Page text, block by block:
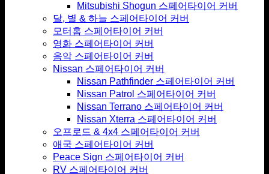
Mitsubishi Shogun 스페어타이어 커버
달, 별 & 하늘 스페어타이어 커버
모터홈 스페어타이어 커버
영화 스페어타이어 커버
음악 스페어타이어 커버
Nissan 스페어타이어 커버
Nissan Pathfinder 스페어타이어 커버
Nissan Patrol 스페어타이어 커버
Nissan Terrano 스페어타이어 커버
Nissan Xterra 스페어타이어 커버
오프로드 & 4x4 스페어타이어 커버
애국 스페어타이어 커버
Peace Sign 스페어타이어 커버
RV 스페어타이어 커버